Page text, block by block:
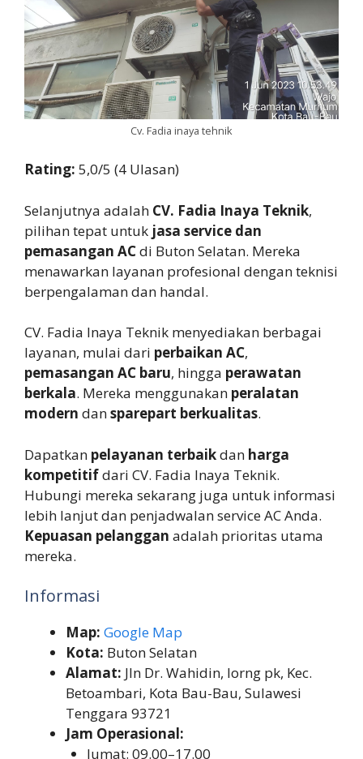
Cv. Fadia inaya tehnik
Rating: 5,0/5 (4 Ulasan)
Selanjutnya adalah CV. Fadia Inaya Teknik,
pilihan tepat untuk jasa service dan
pemasangan ACdi Buton Selatan. Mereka
menawarkan layanan profesional dengan teknisi
berpengalaman dan handal.
CV. Fadia Inaya Teknik menyediakan berbagai
layanan, mulai dari perbaikan AC,
pemasangan AC baru, hingga perawatan
berkala. Mereka menggunakan peralatan
modern dansparepart berkualitas.
Dapatkan pelayanan terbaikdan harga
kompetitifdari CV. Fadia Inaya Teknik.
Hubungi mereka sekarang juga untuk informasi
lebih lanjut dan penjadwalan service AC Anda.
Kepuasan pelanggan adalah prioritas utama
mereka.
Informasi
Map: Google Map
Kota: Buton Selatan
Alamat: Jln Dr. Wahidin, lorng pk, Kec.
Betoambari, Kota Bau-Bau, Sulawesi
Tenggara 93721
Jam Operasional:
Jumat: 09.00–17.00